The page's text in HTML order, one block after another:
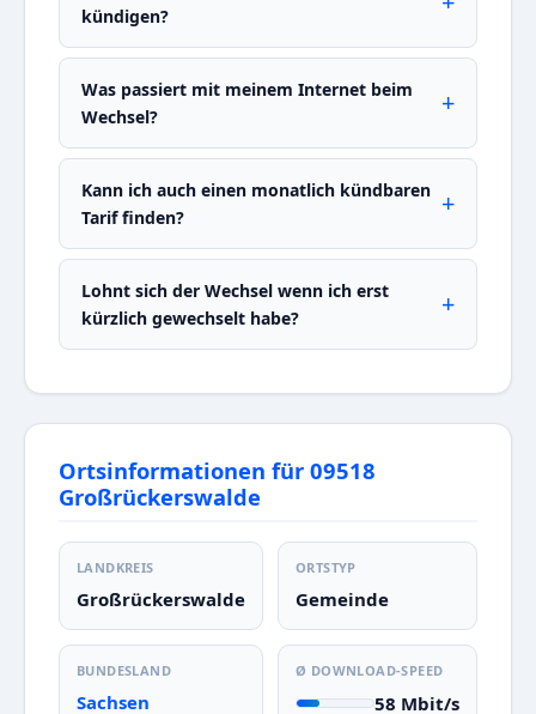
kündigen?
Was passiert mit meinem Internet beim
Wechsel?
Kann ich auch einen monatlich kündbaren
Tarif finden?
Lohnt sich der Wechsel wenn ich erst
kürzlich gewechselt habe?
Ortsinformationen für 09518
Großrückerswalde
LANDKREIS
Großrückerswalde
ORTSTYP
Gemeinde
BUNDESLAND
Sachsen
Ø DOWNLOAD-SPEED
58 Mbit/s